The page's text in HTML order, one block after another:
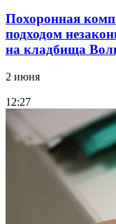
Похоронная
подходом
на кладбища
2 июня
12:27